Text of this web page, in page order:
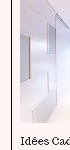
Idées